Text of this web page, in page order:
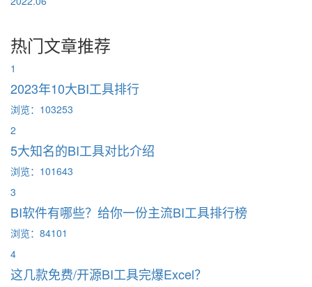
热门文章推荐
1
2023年10大BI工具排行
浏览：103253
2
5大知名的BI工具对比介绍
浏览：101643
3
BI软件有哪些？给你一份主流BI工具排行榜
浏览：84101
4
这几款免费/开源BI工具完爆Excel？